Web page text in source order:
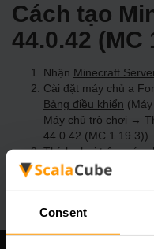
Consent
Cách tạo
44.0.42 (MC
Nhận Minecraft
Cài đặt máy chủ a
Bảng điều khiển
Máy chủ trò chơi →
44.0.42 (MC 1.19.3))
Thích chơi trên máy